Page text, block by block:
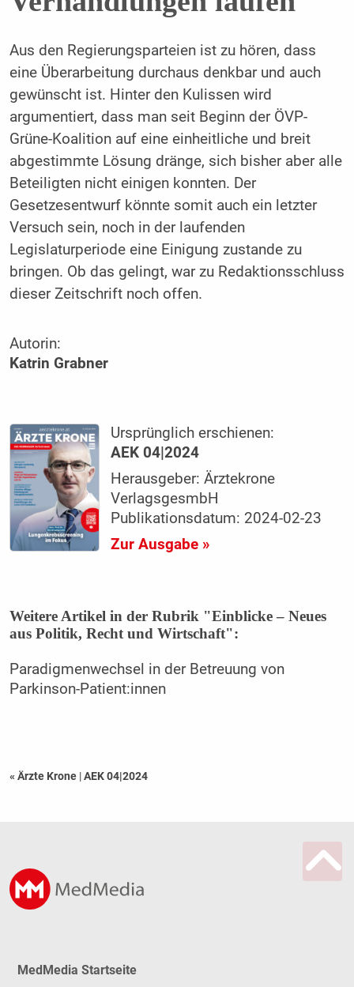
Aus den Regierungsparteien ist zu hören, dass
eine Überarbeitung durchaus denkbar und auch
gewünscht ist. Hinter den Kulissen wird
argumentiert, dass man seit Beginn der ÖVP-
Grüne-Koalition auf eine einheitliche und breit
abgestimmte Lösung dränge, sich bisher aber alle
Beteiligten nicht einigen konnten. Der
Gesetzesentwurf könnte somit auch ein letzter
Versuch sein, noch in der laufenden
Legislaturperiode eine Einigung zustande zu
bringen. Ob das gelingt, war zu Redaktionsschluss
dieser Zeitschrift noch offen.
Autorin:
Katrin Grabner
Ursprünglich erschienen:
AEK 04|2024
Herausgeber: Ärztekrone
VerlagsgesmbH
Publikationsdatum: 2024-02-23
Zur Ausgabe »
Weitere Artikel in der Rubrik "Einblicke – Neues
aus Politik, Recht und Wirtschaft":
Paradigmenwechsel in der Betreuung von
Parkinson-Patient:innen
« Ärzte Krone |AEK 04|2024
MedMedia Startseite